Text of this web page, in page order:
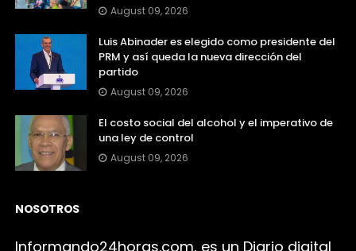
August 09, 2026
Luis Abinader es elegido como presidente del
PRM y así queda la nueva dirección del
partido
August 09, 2026
El costo social del alcohol y el imperativo de
una ley de control
August 09, 2026
NOSOTROS
Informando24horas.com, es un Diario digital